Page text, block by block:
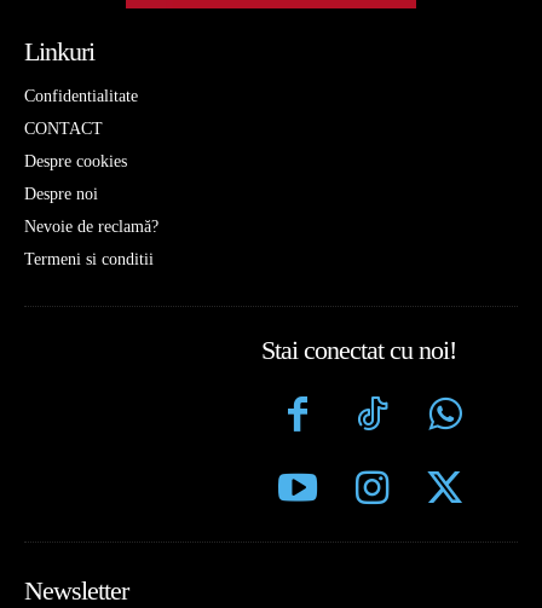
Linkuri
Confidentialitate
CONTACT
Despre cookies
Despre noi
Nevoie de reclamă?
Termeni si conditii
Stai conectat cu noi!
Newsletter